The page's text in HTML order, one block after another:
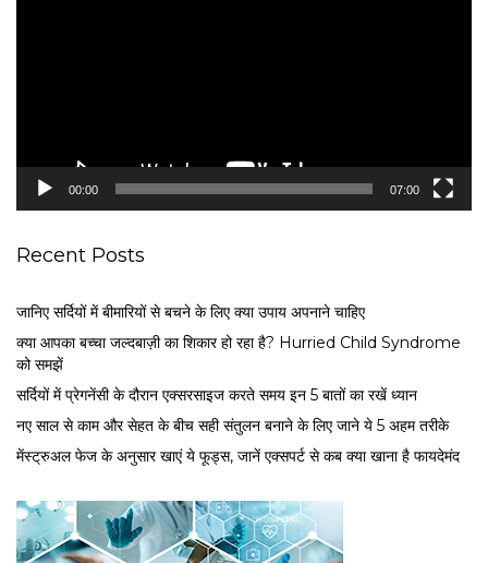
00:00 07:00
Recent Posts
जानिए सर्दियों में बीमारियों से बचने के लिए क्या उपाय अपनाने चाहिए
क्या आपका बच्चा जल्दबाज़ी का शिकार हो रहा है? Hurried Child Syndrome
को समझें
सर्द‍ियों में प्रेगनेंसी के दौरान एक्सरसाइज करते समय इन 5 बातों का रखें ध्यान
नए साल से काम और सेहत के बीच सही संतुलन बनाने के लिए जाने ये 5 अहम तरीके
मेंस्ट्रुअल फेज के अनुसार खाएं ये फूड्स, जानें एक्सपर्ट से कब क्या खाना है फायदेमंद